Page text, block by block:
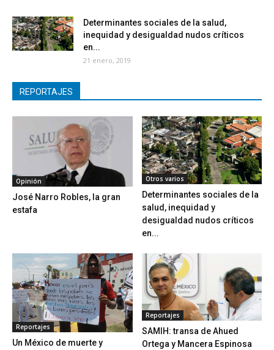
Determinantes sociales de la salud,
inequidad y desigualdad nudos críticos
en...
21 enero, 2019
REPORTAJES
Opinión
José Narro Robles, la gran
estafa
Otros varios
Determinantes sociales de la
salud, inequidad y
desigualdad nudos críticos
en...
Reportajes
Un México de muerte y
Reportajes
SAMIH: transa de Ahued
Ortega y Mancera Espinosa